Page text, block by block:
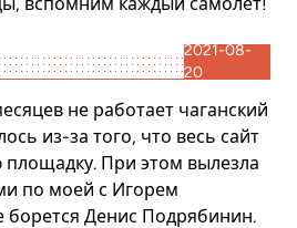
вспомним каждый самолет!
2021-08-
20
не работает чаганский
из-за того, что весь сайт
площадку. При этом вылезла
по моей с Игорем
борется Денис Подрябинин.